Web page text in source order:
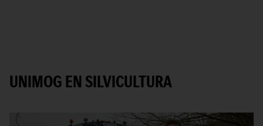
UNIMOG EN SILVICULTURA